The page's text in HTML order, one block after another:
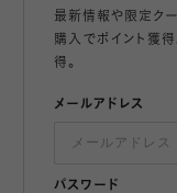
最新情報や限定クー
購入でポイント獲
得。
メールアドレス
パスワード